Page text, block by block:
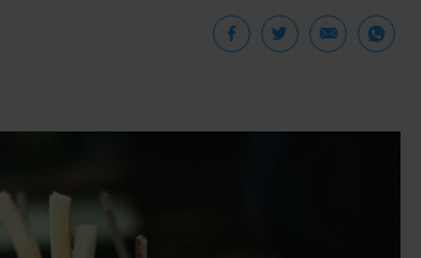
Facebook
Twitter
Email